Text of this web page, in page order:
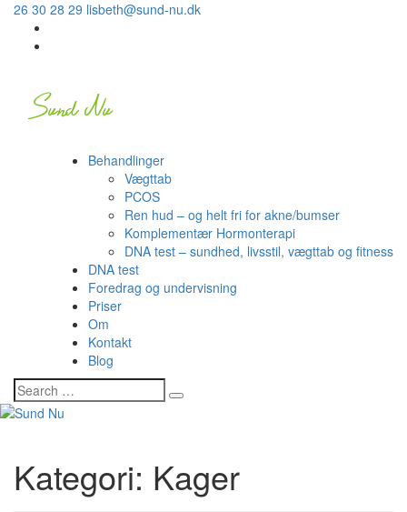
26 30 28 29 lisbeth@sund-nu.dk
Behandlinger
Vægttab
PCOS
Ren hud – og helt fri for akne/bumser
Komplementær Hormonterapi
DNA test – sundhed, livsstil, vægttab og fitness
DNA test
Foredrag og undervisning
Priser
Om
Kontakt
Blog
Kategori: Kager